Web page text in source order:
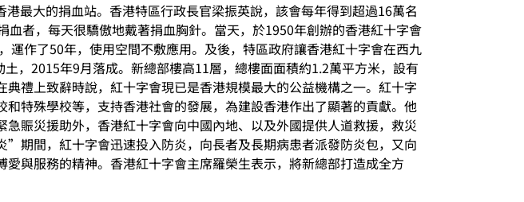
最大的捐血站。香港特區行政長官梁振英說，該會每年得到超過16萬名
者，每天很驕傲地戴著捐血胸針。當天，於1950年創辦的香港紅十字會
作了50年，使用空間不敷應用。及後，特區政府讓香港紅十字會在西九
，2015年9月落成。新總部樓高11層，總樓面面積約1.2萬平方米，設有
禮上致辭時說，紅十字會現已是香港規模最大的公益機構之一。紅十字
特殊學校等，支持香港社會的發展，為建設香港作出了顯著的貢獻。他
賑災援助外，香港紅十字會向中國內地、以及外國提供人道救援，救災
期間，紅十字會迅速投入防炎，向長者及長期病患者派發防炎包，又向
與服務的精神。香港紅十字會主席羅榮生表示，將新總部打造成全方